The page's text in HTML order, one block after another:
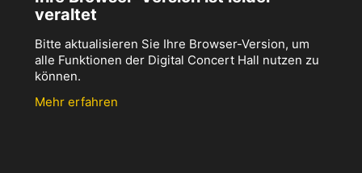
veraltet
Bitte aktualisieren Sie Ihre Browser-Version, um
alle Funktionen der Digital Concert Hall nutzen zu
können.
Mehr erfahren